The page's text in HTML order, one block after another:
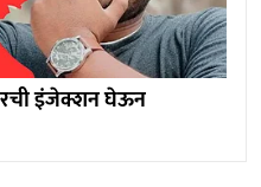
इंजेक्शन घेऊन